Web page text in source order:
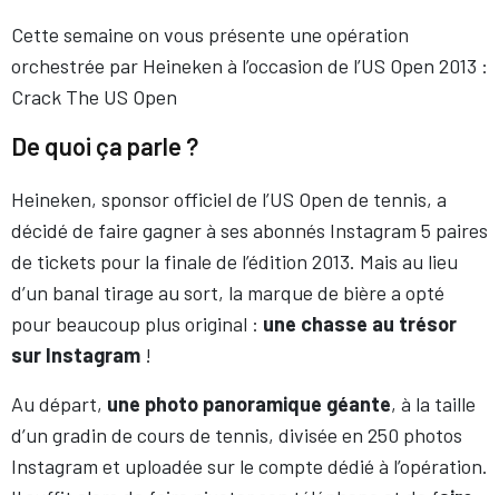
Cette semaine on vous présente une opération
orchestrée par Heineken à l’occasion de l’US Open 2013 :
Crack The US Open
De quoi ça parle ?
Heineken, sponsor officiel de l’US Open de tennis, a
décidé de faire gagner à ses abonnés Instagram 5 paires
de tickets pour la finale de l’édition 2013. Mais au lieu
d’un banal tirage au sort, la marque de bière a opté
pour beaucoup plus original : une chasse au trésor
sur Instagram !
Au départ, une photo panoramique géante, à la taille
d’un gradin de cours de tennis, divisée en 250 photos
Instagram et uploadée sur le compte dédié à l’opération.